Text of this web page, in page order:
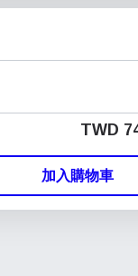
TWD
加入購物車